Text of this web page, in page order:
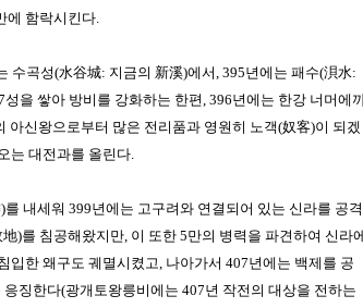
에 함락시킨다.
수곡성(水谷城: 지금의 新溪)에서, 395년에는 패수(浿水:
을 쌓아 방비를 강화하는 한편, 396년에는 한강 너머에
아신왕으로부터 많은 전리품과 영원히 노객(奴客)이 되겠
는 대전과를 올린다.
를 내세워 399년에는 고구려와 연결되어 있는 신라를 공격
)를 침공해왔지만, 이 또한 5만의 병력을 파견하여 신라
입한 왜구도 궤멸시켰고, 나아가서 407년에는 백제 를 공
응징한다(광개토왕릉비에는 407년 작전의 대상을 전하는